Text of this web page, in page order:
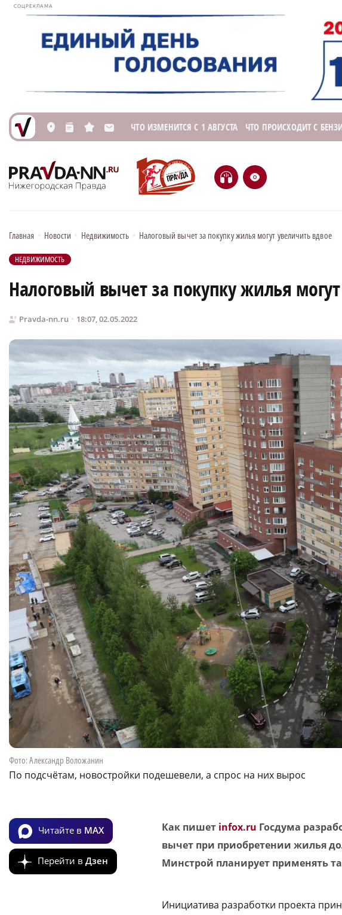
СОЦРЕКЛАМА
L n s M ЧТО ИЗМЕНИТСЯ С 1 АВГУСТА ЧТО ПРОИСХОДИТ С
H e
Главная • Новости • Недвижимость • Налоговый вычет за покупку жилья могут увеличить вдвое
НЕДВИЖИМОСТЬ
Налоговый вычет за покупку жилья
Pravda-nn.ru 18:07, 02.05.2022
Фото: Александр Воложанин
По подсчётам, новостройки подешевели, а спрос на них вырос
Читайте в MAX
Перейти в Дзен
Как пишет infox.ru Госдума
вычет при приобретении жилья
Минстрой планирует применять
Инициатива разработки проекта